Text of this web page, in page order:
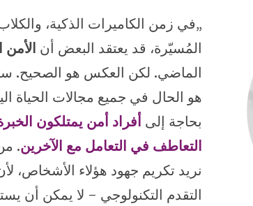
„في زمن الكاميرات الذكية،
المُسيّرة، قد يعتقد البعض أن
الماضي. لكن العكس هو الصحيح.
هو الحال في جميع مجالات الحياة
بحاجة إلى أفراد أمن يمتلكون
التعاطف في التعامل مع الآخرين.
نريد تكريم جهود هؤلاء الأشخاص،
التقدم التكنولوجي – لا يمكن أن